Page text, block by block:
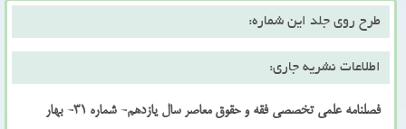
طرح روی جلد این شماره:
اطلاعات نشریه جاری:
فصلنامه علمی تخصصی فقه و حقوق معاصر سال یازدهم- شماره 31- بهار